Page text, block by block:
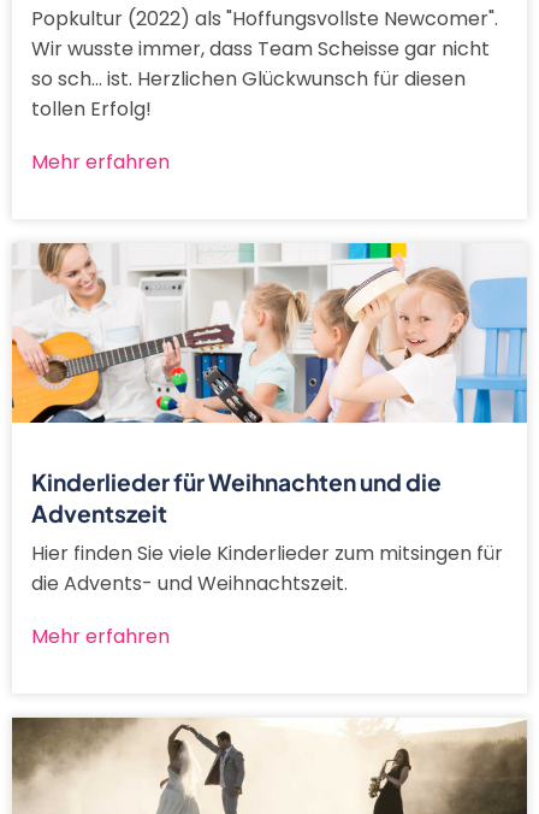
Popkultur (2022) als "Hoffungsvollste Newcomer".
Wir wusste immer, dass Team Scheisse gar nicht
so sch... ist. Herzlichen Glückwunsch für diesen
tollen Erfolg!
Mehr erfahren
Kinderlieder für Weihnachten und die
Adventszeit
Hier finden Sie viele Kinderlieder zum mitsingen für
die Advents- und Weihnachtszeit.
Mehr erfahren